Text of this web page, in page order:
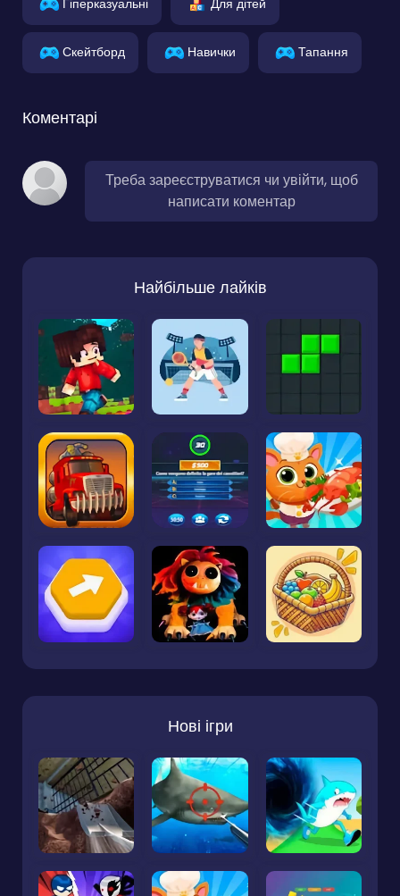
Скейтборд Навички Тапання
Коментарі
Треба зареєструватися чи увійти, щоб
написати коментар
Найбільше лайків
Нові ігри